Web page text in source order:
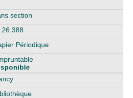
section
Périodique